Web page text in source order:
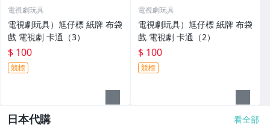
電視劇玩具
電視劇玩具）尪仔標 紙牌 布袋
戲 電視劇 卡通（3）
$ 100
競標
電視劇玩具
電視劇玩具）尪仔標 紙牌 布袋
戲 電視劇 卡通（2）
$ 100
競標
日本代購 看全部